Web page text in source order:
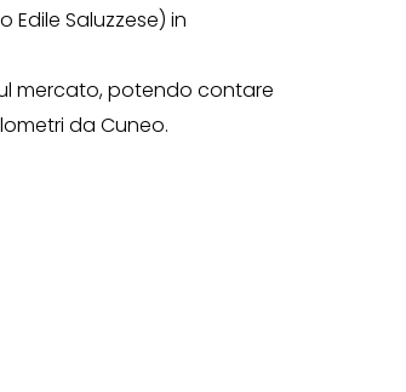
Saluzzese) in
mercato, potendo contare
da Cuneo.